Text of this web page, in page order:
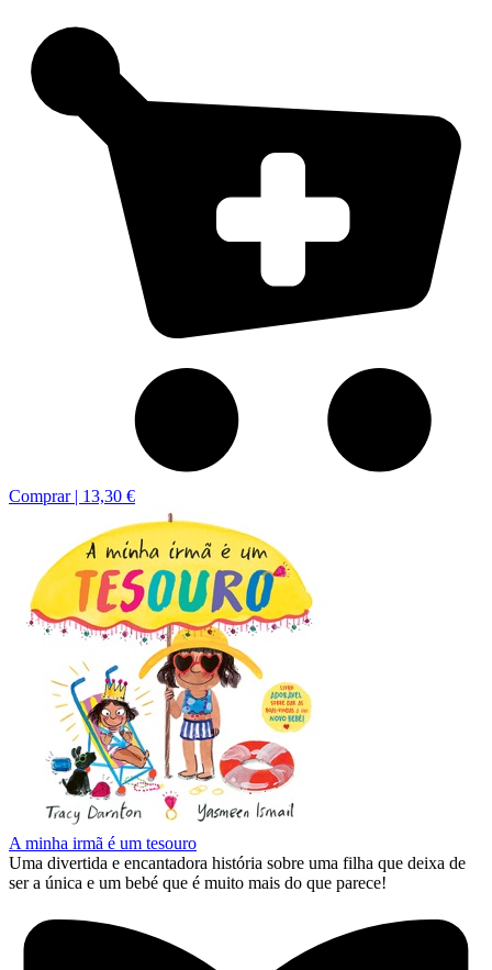
Comprar | 13,30 €
A minha irmã é um tesouro
Uma divertida e encantadora história sobre uma filha que deixa de
ser a única e um bebé que é muito mais do que parece!